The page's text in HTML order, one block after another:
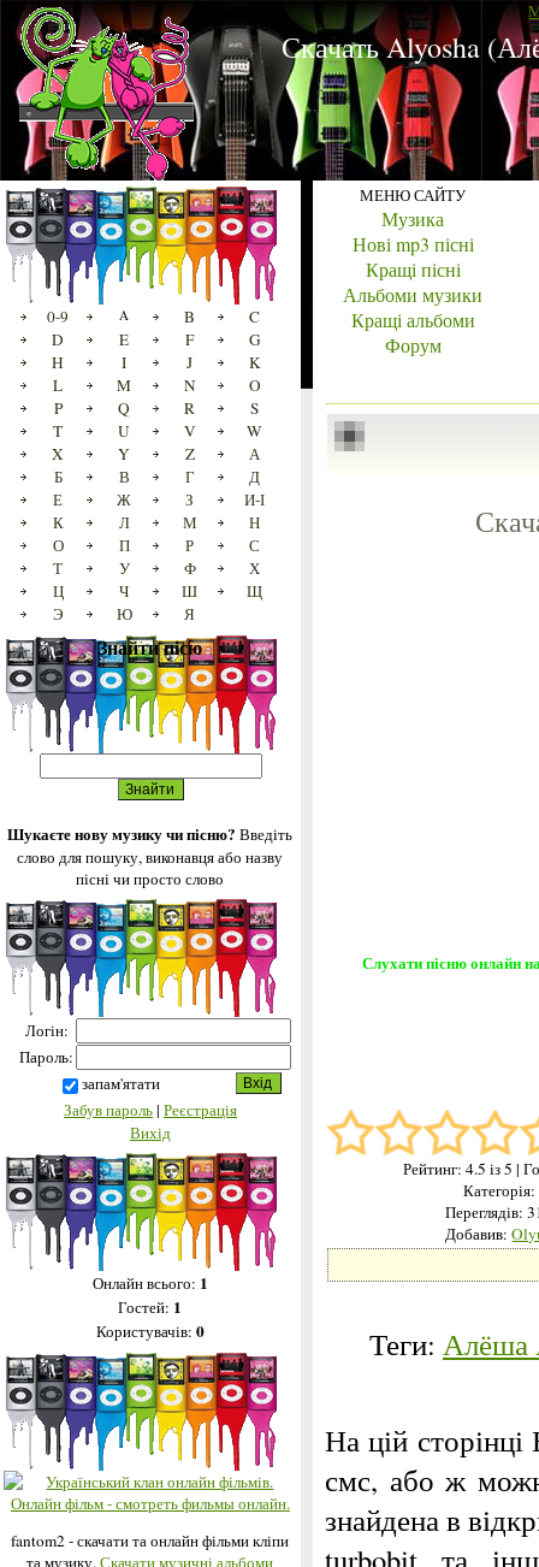
Скачать Alyosha
0-9 A B
C
D
E F
G
H
I J
K
L
M N
O
P
Q R
S
T
U V
W
X
Y Z
А
Б
В Г
Д
Е
Ж З
И-І
К
Л М
Н
О
П Р
С
Т
У Ф
Х
Ц
Ч Ш
Щ
Э
Ю Я
Знайти пісю
Шукаєте нову музику чи пісню? Введіть
слово для пошуку, виконавця або назву
пісні чи просто слово
Логін:
Пароль:
запам'ятати
Забув пароль| Реєстрація
Вихід
Онлайн всього: 1
Гостей: 1
Користувачів: 0
fantom2 - скачати та онлайн фільми кліпи
та музику.Скачати музичні альбоми
МЕНЮ САЙТУ
Музика
Нові mp3 пісні
Кращі пісні
Альбоми музики
Кращі альбоми
Форум
Слухати пісню онлайн
Рейтинг: 4.5 із 5 |
Категорія:
Переглядів:
Добавив:
Теги: Алёша
На цій
смс, або ж
знайдена в
turbobit та